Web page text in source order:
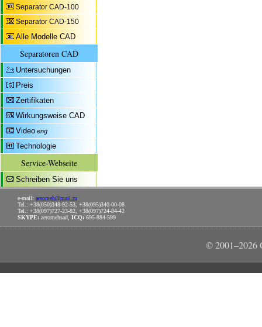
Separator CAD-100
Separator CAD-150
Alle Modelle CAD
Separatoren CAD
Untersuchungen
Preis
Zertifikaten
Wirkungsweise CAD
Video eng
Technologie
Service-Webseite
Schreiben Sie uns
e-mail: aeromeh@mail.ru
Tel.: +38(050)348-92-53, +38(095)340-00-08
Tel.: +38(097)727-23-82, +38(097)724-84-42
SKYPE: aeromehsad, ICQ: 695-884-599
© 2001–2026